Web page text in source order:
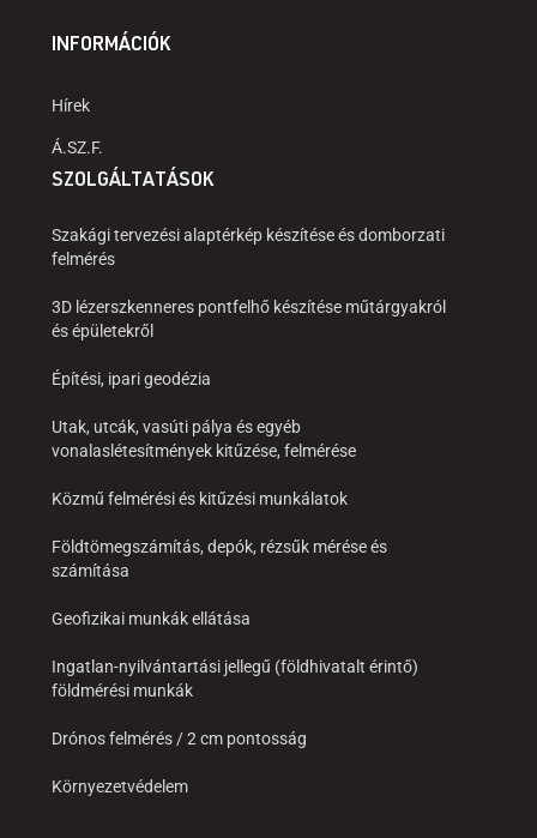
INFORMÁCIÓK
Hírek
Á.SZ.F.
SZOLGÁLTATÁSOK
Szakági tervezési alaptérkép készítése és domborzati
felmérés
3D lézerszkenneres pontfelhő készítése műtárgyakról
és épületekről
Építési, ipari geodézia
Utak, utcák, vasúti pálya és egyéb
vonalaslétesítmények kitűzése, felmérése
Közmű felmérési és kitűzési munkálatok
Földtömegszámítás, depók, rézsűk mérése és
számítása
Geofizikai munkák ellátása
Ingatlan-nyilvántartási jellegű (földhivatalt érintő)
földmérési munkák
Drónos felmérés / 2 cm pontosság
Környezetvédelem